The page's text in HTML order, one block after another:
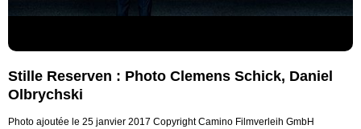
Stille Reserven : Photo Clemens Schick, Daniel
Olbrychski
Photo ajoutée le 25 janvier 2017 Copyright Camino Filmverleih GmbH